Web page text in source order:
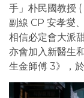
手」朴民國教授 (
副線 CP 安孝燮
相信必定會大派
亦會加入新醫生
生金師傅 3》，